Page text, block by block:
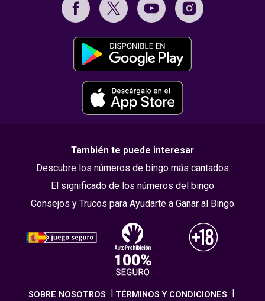
También te puede interesar
Descubre los números de bingo más cantados
El significado de los números del bingo
Consejos y Trucos para Ayudarte a Ganar al Bingo
SOBRE NOSOTROS TÉRMINOS Y CONDICIONES